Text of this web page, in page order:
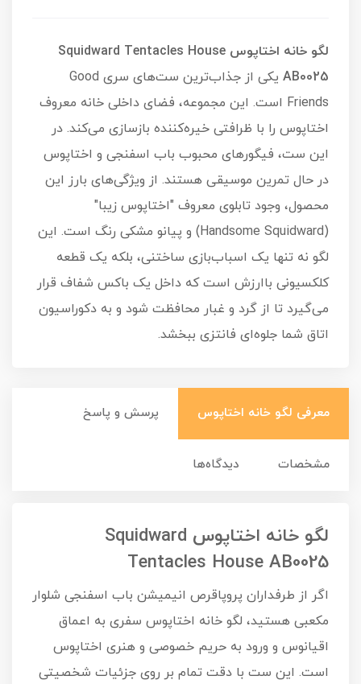
لگو خانه اختاپوس Squidward Tentacles House
AB0025
یکی از جذاب‌ترین ست‌های سری Good
Friends است. این مجموعه، فضای داخلی خانه معروف
اختاپوس را با ظرافتی خیره‌کننده بازسازی می‌کند. در
این ست، فیگورهای محبوب باب اسفنجی و اختاپوس
در حال تمرین موسیقی هستند. از ویژگی‌های بارز این
محصول، وجود تابلوی معروف "اختاپوس زیبا"
(Handsome Squidward) و پیانو مشکی رنگ است. این
لگو نه تنها یک اسباب‌بازی ساختنی، بلکه یک قطعه
کلکسیونی باارزش است که داخل یک باکس شفاف قرار
می‌گیرد تا از گرد و غبار محافظت شود و به دکوراسیون
اتاق شما جلوه‌ای فانتزی ببخشد.
معرفی لگو خانه اختاپوس پرسش و پاسخ
مشخصات دیدگاه‌ها
لگو خانه اختاپوس Squidward
Tentacles House AB0025
اگر از طرفداران پروپاقرص انیمیشن باب اسفنجی شلوار
مکعبی هستید، لگو خانه اختاپوس سفری به اعماق
اقیانوس و ورود به حریم خصوصی و هنری اختاپوس
است. این ست با دقت تمام بر روی جزئیات شخصیتی